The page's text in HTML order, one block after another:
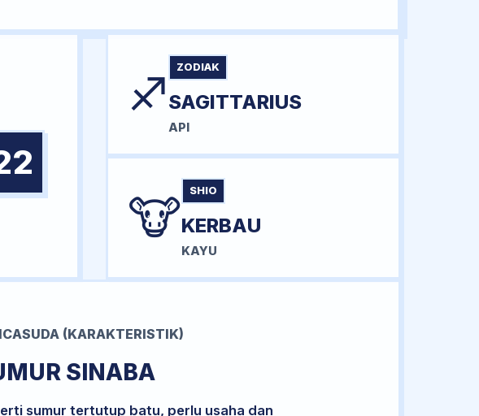
♐ ZODIAK
SAGITTARIUS
API
🐮 SHIO
KERBAU
KAYU
(KARAKTERISTIK)
SINABA
sumur tertutup batu, perlu usaha dan